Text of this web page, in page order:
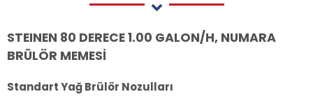
STEINEN 80 DERECE 1.00 GALON/H, NUMARA
BRÜLÖR MEMESİ
Standart Yağ Brülör Nozulları